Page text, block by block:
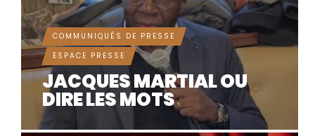
COMMUNIQUÉS DE PRESSE
ESPACE PRESSE
JACQUES MARTIAL OU
DIRE LES MOTS